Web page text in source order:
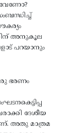
അനുകൂല
പറയാനും
ഭരണം
ദേശീയ
അതു മാത്രമ